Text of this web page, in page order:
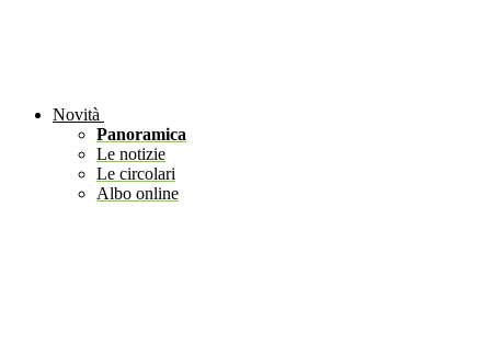
Novità
Panoramica
Le notizie
Le circolari
Albo online